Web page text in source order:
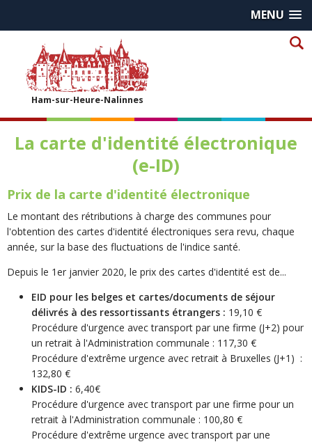
MENU
Ham-sur-Heure-Nalinnes
La carte d'identité électronique
(e-ID)
Prix de la carte d'identité électronique
Le montant des rétributions à charge des communes pour
l'obtention des cartes d'identité électroniques sera revu, chaque
année, sur la base des fluctuations de l'indice santé.
Depuis le 1er janvier 2020, le prix des cartes d'identité est de...
EID pour les belges et cartes/documents de séjour
délivrés à des ressortissants étrangers : 19,10 €
Procédure d'urgence avec transport par une firme (J+2) pour
un retrait à l'Administration communale : 117,30 €
Procédure d'extrême urgence avec retrait à Bruxelles (J+1) :
132,80 €
KIDS-ID : 6,40€
Procédure d'urgence avec transport par une firme pour un
retrait à l'Administration communale : 100,80 €
Procédure d'extrême urgence avec transport par une